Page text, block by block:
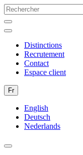
Distinctions
Recrutement
Contact
Espace client
Fr
English
Deutsch
Nederlands